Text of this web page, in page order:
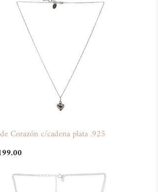
Corazón c/cadena plata .925